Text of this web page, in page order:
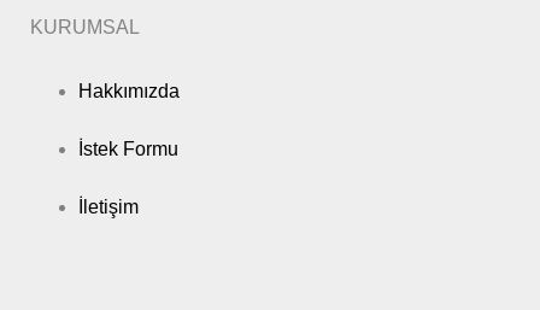
KURUMSAL
Hakkımızda
İstek Formu
İletişim